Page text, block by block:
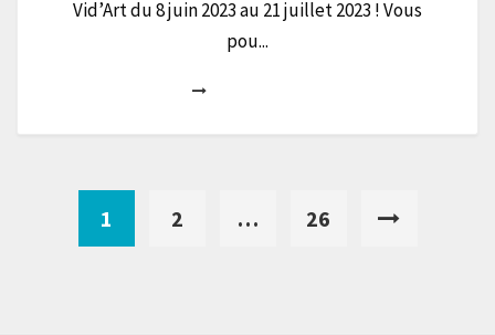
Vid’Art du 8 juin 2023 au 21 juillet 2023 ! Vous
pou...
1 2 … 26